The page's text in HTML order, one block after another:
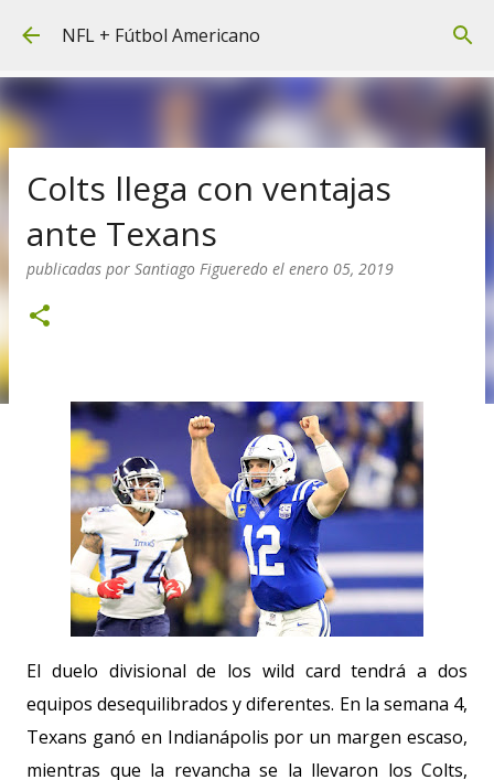
Ir al contenido principal
NFL + Fútbol Americano
Colts llega con ventajas
ante Texans
publicadas por Santiago Figueredo el enero 05, 2019
El duelo divisional de los wild card tendrá a dos
equipos desequilibrados y diferentes. En la semana 4,
Texans ganó en Indianápolis por un margen escaso,
mientras que la revancha se la llevaron los Colts,